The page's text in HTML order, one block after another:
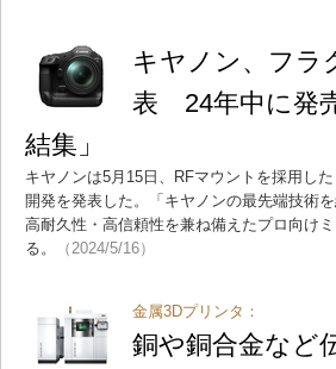
キヤノン、フラ
表 24年中に発
結集」
キヤノンは5月15日、RFマウントを採用し
開発を発表した。「キヤノンの最先端技術
高耐久性・高信頼性を兼ね備えたプロ向け
る。
（2024/5/16）
金属3Dプリンタ：
銅や銅合金など